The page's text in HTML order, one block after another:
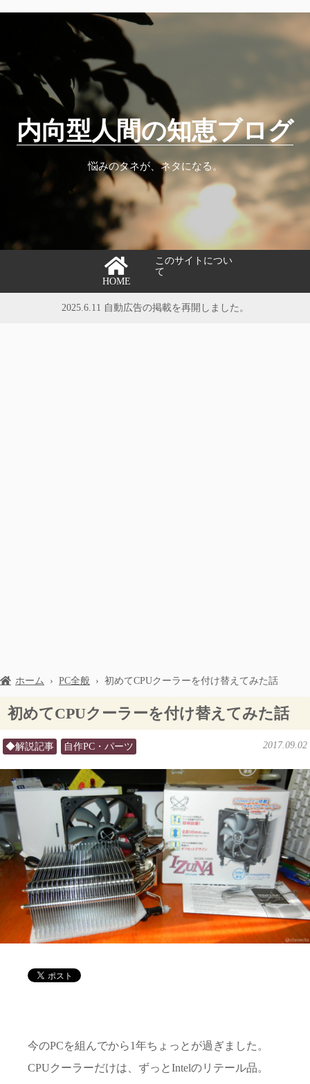
内向型人間の知恵ブログ
悩みのタネが、ネタになる。
HOME
このサイトについ
て
2025.6.11 自動広告の掲載を再開しました。
ホーム › PC全般 › 初めてCPUクーラーを付け替えてみた話
初めてCPUクーラーを付け替えてみた話
◆解説記事 自作PC・パーツ 2017.09.02
今のPCを組んでから1年ちょっとが過ぎました。
CPUクーラーだけは、ずっとIntelのリテール品。